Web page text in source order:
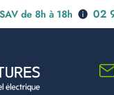
de 8h à 18h 02